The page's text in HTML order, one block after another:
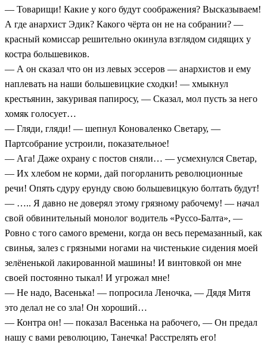
— Товарищи! Какие у кого будут соображения? Высказываем!
А где анархист Эдик? Какого чёрта он не на собрании? —
красный комиссар решительно окинула взглядом сидящих у
костра большевиков.
— А он сказал что он из левых эссеров — анархистов и ему
наплевать на наши большевицкие сходки! — хмыкнул
крестьянин, закуривая папиросу, — Сказал, мол пусть за него
хомяк голосует…
— Гляди, гляди! — шепнул Коноваленко Светару, —
Партсобрание устроили, показательное!
— Ага! Даже охрану с постов сняли… — усмехнулся Светар,
— Их хлебом не корми, дай погорланить революционные
речи! Опять сдуру ерунду свою большевицкую болтать будут!
— ….. Я давно не доверял этому грязному рабочему! — начал
свой обвинительный монолог водитель «Руссо-Балта», —
Ровно с того самого времени, когда он весь перемазанный, как
свинья, залез с грязными ногами на чистенькие сидения моей
зелёненькой лакированной машины! И винтовкой он мне
своей постоянно тыкал! И угрожал мне!
— Не надо, Васенька! — попросила Леночка, — Дядя Митя
это делал не со зла! Он хороший…
— Контра он! — показал Васенька на рабочего, — Он предал
нашу с вами революцию, Танечка! Расстрелять его!